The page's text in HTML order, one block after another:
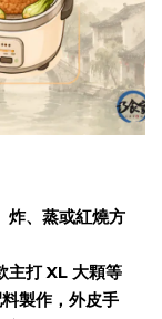
炸、蒸或紅燒方
主打 XL 大顆等
製作，外皮手